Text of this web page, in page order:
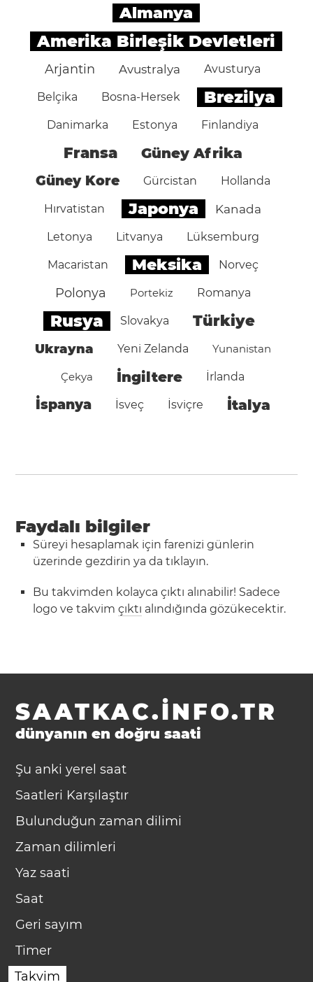
Almanya
Amerika Birleşik Devletleri
Arjantin Avustralya Avusturya
Belçika Bosna-Hersek Brezilya
Danimarka Estonya Finlandiya
Fransa Güney Afrika
Güney Kore Gürcistan Hollanda
Hırvatistan Japonya Kanada
Letonya Litvanya Lüksemburg
Macaristan Meksika Norveç
Polonya Portekiz Romanya
Rusya Slovakya Türkiye
Ukrayna Yeni Zelanda Yunanistan
Çekya İngiltere İrlanda
İspanya İsveç İsviçre İtalya
Faydalı bilgiler
Süreyi hesaplamak için farenizi günlerin
üzerinde gezdirin ya da tıklayın.
Bu takvimden kolayca çıktı alınabilir! Sadece
logo ve takvimçıktı alındığında gözükecektir.
SAATKAC.INFO.TR
dünyanın en doğru saati
Şu anki yerel saat
Saatleri Karşılaştır
Bulunduğun zaman dilimi
Zaman dilimleri
Yaz saati
Saat
Geri sayım
Timer
Takvim